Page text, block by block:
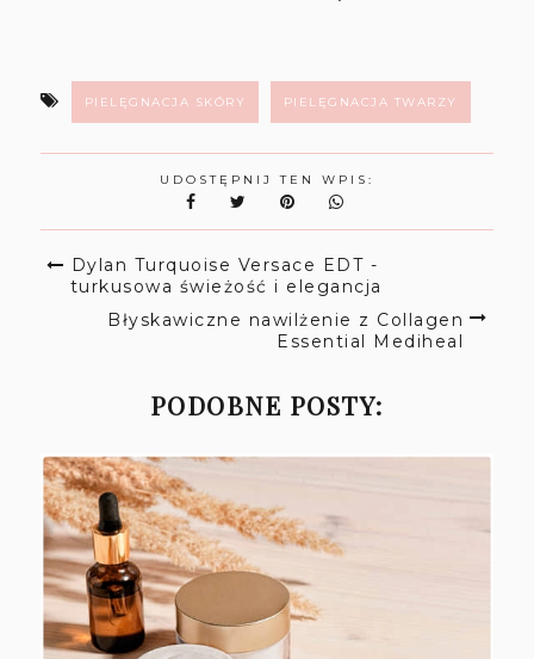
PIELĘGNACJA SKÓRY PIELĘGNACJA TWARZY
UDOSTĘPNIJ TEN WPIS:
Dylan Turquoise Versace EDT -
turkusowa świeżość i elegancja
Błyskawiczne nawilżenie z Collagen
Essential Mediheal
PODOBNE POSTY: